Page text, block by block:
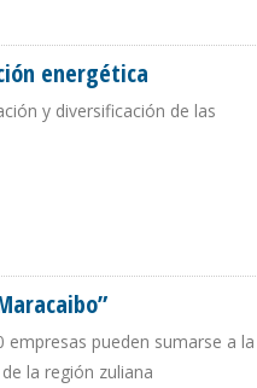
energética
y diversificación de las
empresas pueden sumarse a la
la región zuliana